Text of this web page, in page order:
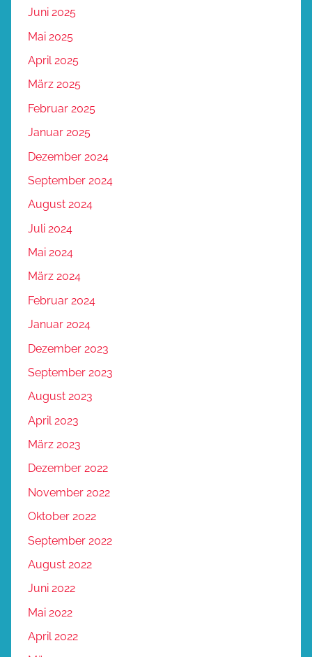
Juni 2025
Mai 2025
April 2025
März 2025
Februar 2025
Januar 2025
Dezember 2024
September 2024
August 2024
Juli 2024
Mai 2024
März 2024
Februar 2024
Januar 2024
Dezember 2023
September 2023
August 2023
April 2023
März 2023
Dezember 2022
November 2022
Oktober 2022
September 2022
August 2022
Juni 2022
Mai 2022
April 2022